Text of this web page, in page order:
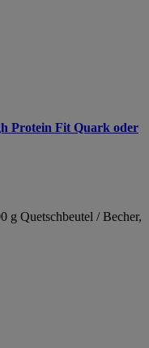
Protein Fit Quark oder
g Quetschbeutel / Becher,